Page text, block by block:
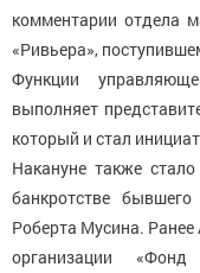
комментарии отдела
«Ривьера»,
Функции
выполняет
который и стал
Накануне также
банкротстве бывшего
Роберта Мусина.
организации